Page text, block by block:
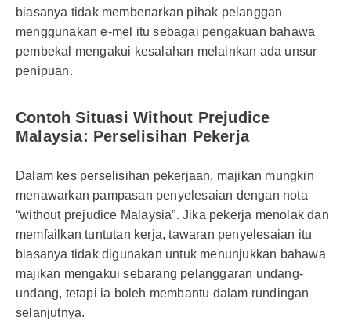
biasanya tidak membenarkan pihak pelanggan
menggunakan e-mel itu sebagai pengakuan bahawa
pembekal mengakui kesalahan melainkan ada unsur
penipuan.
Contoh Situasi Without Prejudice
Malaysia: Perselisihan Pekerja
Dalam kes perselisihan pekerjaan, majikan mungkin
menawarkan pampasan penyelesaian dengan nota
“without prejudice Malaysia”. Jika pekerja menolak dan
memfailkan tuntutan kerja, tawaran penyelesaian itu
biasanya tidak digunakan untuk menunjukkan bahawa
majikan mengakui sebarang pelanggaran undang-
undang, tetapi ia boleh membantu dalam rundingan
selanjutnya.